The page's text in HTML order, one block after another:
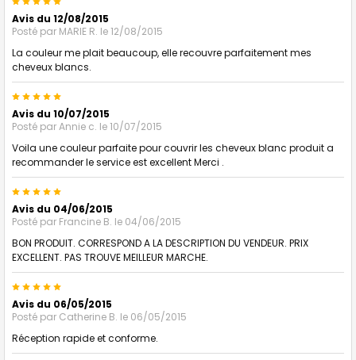
Avis du 12/08/2015
Posté par MARIE R. le 12/08/2015
La couleur me plait beaucoup, elle recouvre parfaitement mes
cheveux blancs.
5
Avis du 10/07/2015
Posté parAnnie c. le 10/07/2015
Voila une couleur parfaite pour couvrir les cheveux blanc produit a
recommander le service est excellent Merci .
5
Avis du 04/06/2015
Posté par Francine B. le 04/06/2015
BON PRODUIT. CORRESPOND A LA DESCRIPTION DU VENDEUR. PRIX
EXCELLENT. PAS TROUVE MEILLEUR MARCHE.
5
Avis du 06/05/2015
Posté par Catherine B. le 06/05/2015
Réception rapide et conforme.